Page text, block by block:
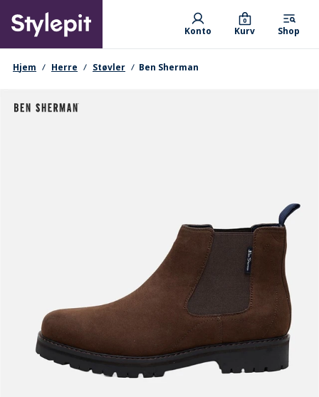
main
content
Primary departments
Konto Kurv
0
Shop
navigationssti
Hjem Herre Støvler Ben Sherman